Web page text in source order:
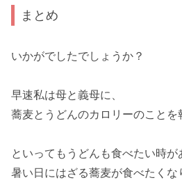
まとめ
いかがでしたでしょうか？
早速私は母と義母に、
蕎麦とうどんのカロリーのことを
といっても うどん も食べたい時が
暑い日にはざる蕎麦が食べたくな